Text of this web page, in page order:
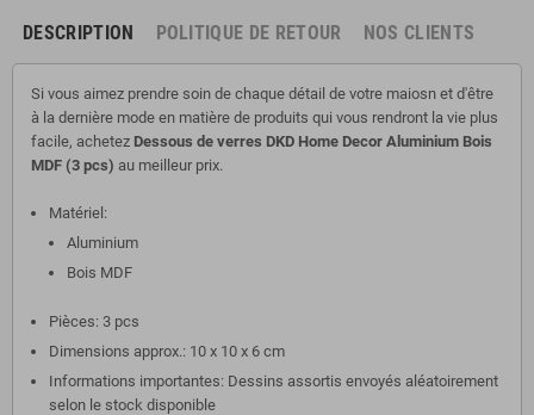
DESCRIPTION POLITIQUE DE RETOUR NOS CLIENTS
Si vous aimez prendre soin de chaque détail de votre maiosn et d'être
à la dernière mode en matière de produits qui vous rendront la vie plus
facile, achetez Dessous de verres DKD Home Decor Aluminium Bois
MDF (3 pcs) au meilleur prix.
Matériel:
Aluminium
Bois MDF
Pièces: 3 pcs
Dimensions approx.: 10 x 10 x 6 cm
Informations importantes: Dessins assortis envoyés aléatoirement
selon le stock disponible